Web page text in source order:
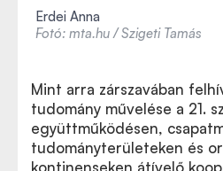
Erdei Anna
Fotó: mta.hu / Szigeti Tamás
Mint arra zárszavában
tudomány művelése a 21.
együttműködésen,
tudományterületeken és
kontinenseken átívelő